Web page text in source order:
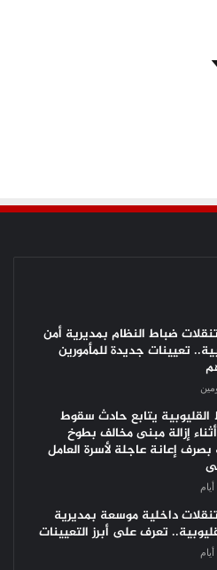
ضباط النظام بمديرية أمن
تعيينات جديدة للمأمورين
يتابع حادث سقوط
إزالة مبنى مخالف بطوخ
إعانة عاجلة لأسرة العامل
داخلية موسعة بمديرية
تعرف على أبرز التعيينات